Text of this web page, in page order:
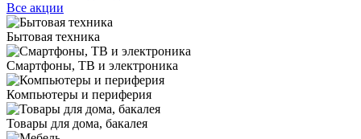
Все акции
Бытовая техника
Смартфоны, ТВ и электроника
Компьютеры и периферия
Товары для дома, бакалея